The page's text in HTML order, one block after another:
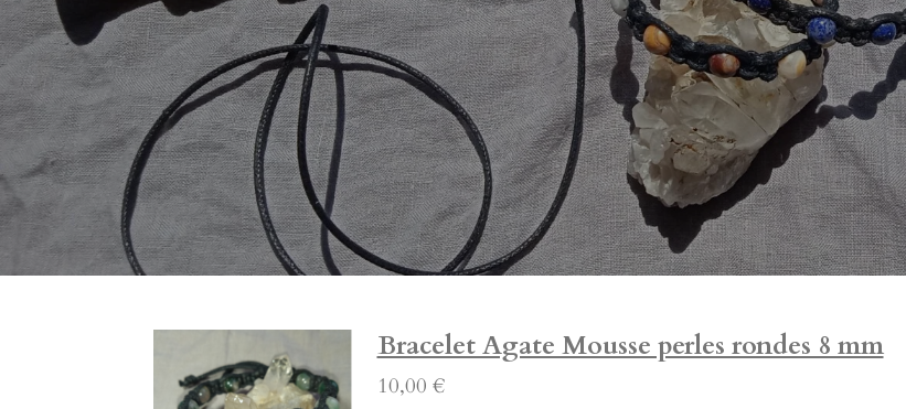
Bracelet Agate Mousse perles rondes 8 mm
10,00 €